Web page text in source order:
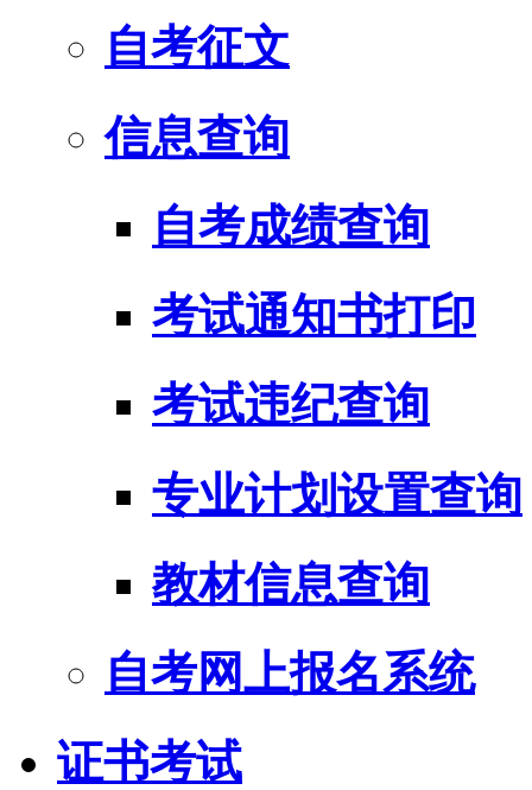
自考征文
信息查询
自考成绩查询
考试通知书打印
考试违纪查询
专业计划设置查询
教材信息查询
自考网上报名系统
证书考试